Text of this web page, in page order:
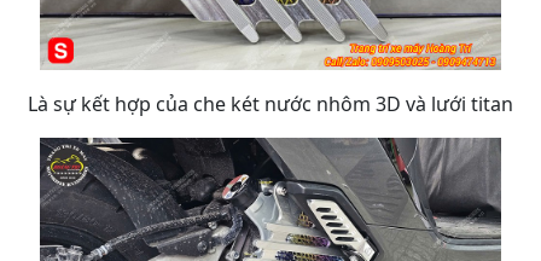
Là sự kết hợp của che két nước nhôm 3D và lưới titan